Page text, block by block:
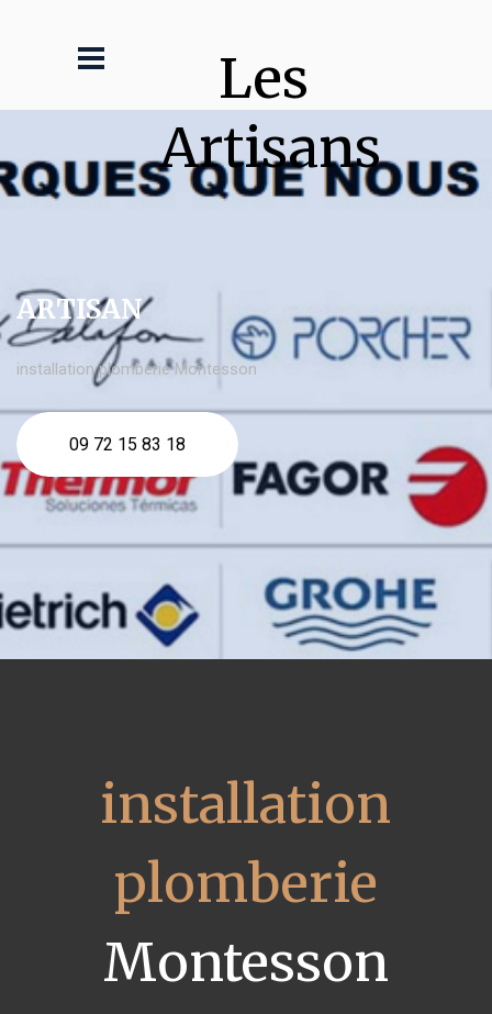
Les
Artisans
ARTISAN
installation plomberie Montesson
09 72 15 83 18
installation
plomberie
Montesson